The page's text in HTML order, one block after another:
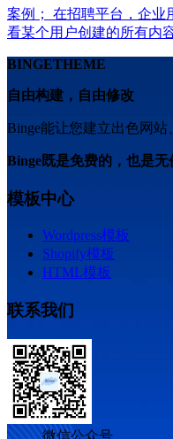
案例； 在招聘平台，企业
看某个用户创建的所有内
BINGETHEME
自由构建，自由修改
Binge能让您建立出色网
Binge既是免费的，也是无
模板中心
Wordpress模板
Shopify模板
HTML模板
联系我们
微信公众号